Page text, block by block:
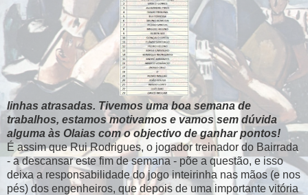
linhas atrasadas. Tivemos uma boa semana de
trabalhos, estamos motivamos e vamos sem dúvida
alguma às Olaias com o objectivo de ganhar pontos!
É assim que Rui Rodrigues, o jogador treinador do Bairrada
- a descansar este fim de semana - põe a questão, e isso
deixa a responsabilidade do jogo inteirinha nas mãos (e nos
pés) dos engenheiros, que depois de uma importante vitória